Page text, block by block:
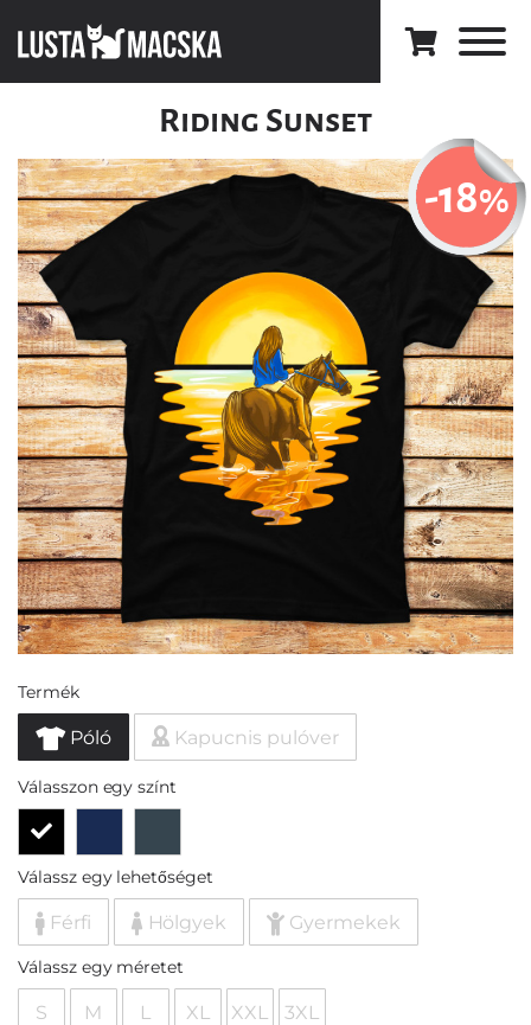
Riding Sunset
-18%
Termék
Póló Kapucnis pulóver
Válasszon egy színt
Válassz egy lehetőséget
Férfi Hölgyek Gyermekek
Válassz egy méretet
S M L XL XXL 3XL